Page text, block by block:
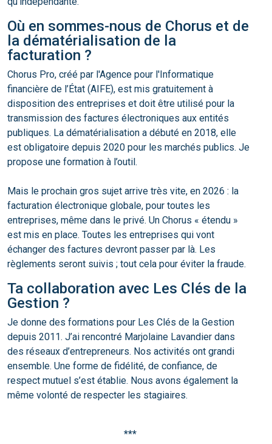
Où en sommes-nous de Chorus et de
la dématérialisation de la
facturation ?
Chorus Pro, créé par l'Agence pour l'Informatique
financière de l’État (AIFE), est mis gratuitement à
disposition des entreprises et doit être utilisé pour la
transmission des factures électroniques aux entités
publiques. La dématérialisation a débuté en 2018, elle
est obligatoire depuis 2020 pour les marchés publics. Je
propose une formation à l’outil.
Mais le prochain gros sujet arrive très vite, en 2026 : la
facturation électronique globale, pour toutes les
entreprises, même dans le privé. Un Chorus « étendu »
est mis en place. Toutes les entreprises qui vont
échanger des factures devront passer par là. Les
règlements seront suivis ; tout cela pour éviter la fraude.
Ta collaboration avec Les Clés de la
Gestion ?
Je donne des formations pour Les Clés de la Gestion
depuis 2011. J’ai rencontré Marjolaine Lavandier dans
des réseaux d’entrepreneurs. Nos activités ont grandi
ensemble. Une forme de fidélité, de confiance, de
respect mutuel s’est établie. Nous avons également la
même volonté de respecter les stagiaires.
***